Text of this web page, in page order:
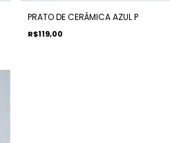
PRATO DE CERÂMICA AZUL P
R$119,00